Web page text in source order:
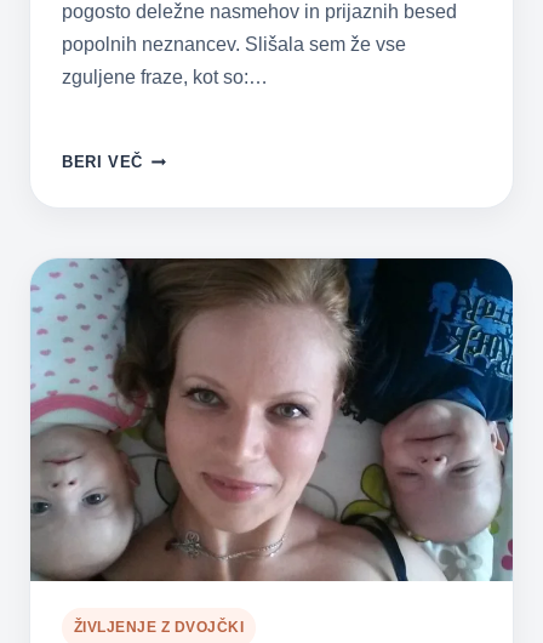
pogosto deležne nasmehov in prijaznih besed
popolnih neznancev. Slišala sem že vse
zguljene fraze, kot so:…
BERI VEČ ČAS
SPANJE:
SPALNE
DVOJČKIH
ŽIVLJENJE Z DVOJČKI